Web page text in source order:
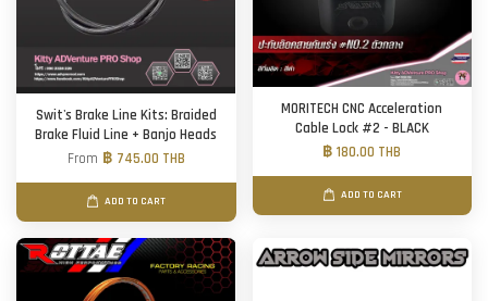
Swit's Brake Line Kits: Braided
Brake Fluid Line + Banjo Heads
From ฿ 745.00 THB
ADD TO CART
MORITECH CNC Acceleration
Cable Lock #2 - BLACK
฿ 180.00 THB
ADD TO CART